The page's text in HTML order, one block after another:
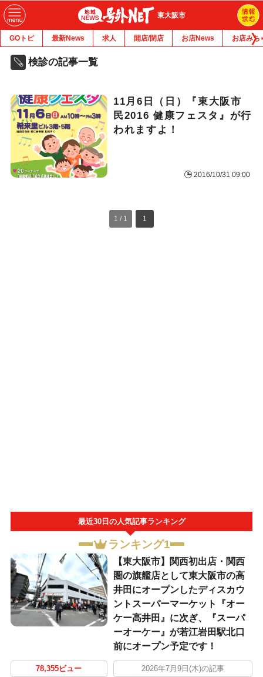
東大阪市
GOトピ 最新News 求人 開店/閉店 お店News お店みち
検診の記事一覧
11月6日（日）『東大阪市
民2016 健康フェスタ』が行
われますよ！
2016/10/31 09:00
1 / 1 1
最近30日の人気記事ランキング
ランキング1
【東大阪市】関西初出店・関西
圏の旗艦店として東大阪市の高
井田にオープンしたディスカウ
ントスーパーマーケット『オー
ケー高井田』に次ぎ、『スーパ
ーオーケー』が若江岩田駅北口
前にオープン予定です！
78,355ビュー 2026年7月9日(木)の記事